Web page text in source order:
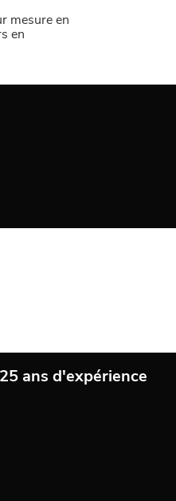
mesure en
en
25 ans d'expérience